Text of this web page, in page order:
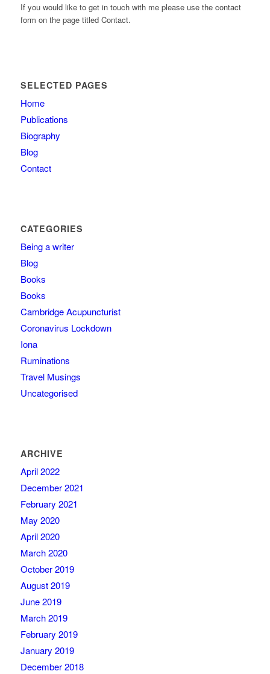
If you would like to get in touch with me please use the contact
form on the page titled Contact.
SELECTED PAGES
Home
Publications
Biography
Blog
Contact
CATEGORIES
Being a writer
Blog
Books
Books
Cambridge Acupuncturist
Coronavirus Lockdown
Iona
Ruminations
Travel Musings
Uncategorised
ARCHIVE
April 2022
December 2021
February 2021
May 2020
April 2020
March 2020
October 2019
August 2019
June 2019
March 2019
February 2019
January 2019
December 2018